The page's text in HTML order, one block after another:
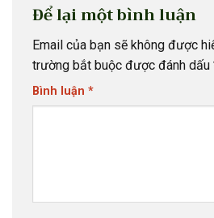
Để lại một bình luận
Email của bạn sẽ không được
trường bắt buộc được đánh dấu
Bình luận *